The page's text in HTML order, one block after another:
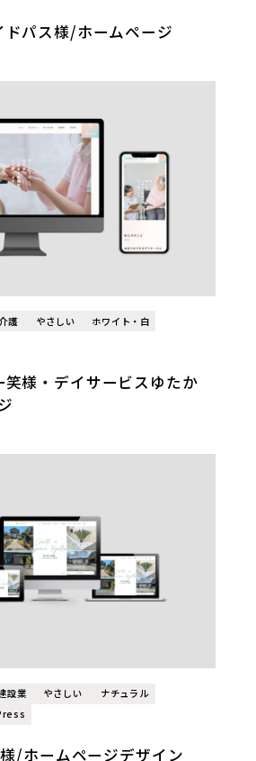
ドパス様/ホームページ
護 やさしい
ホワイト・白
笑様・デイサービスゆたか
設業 やさしい
ナチュラル
/ホームページデザイン